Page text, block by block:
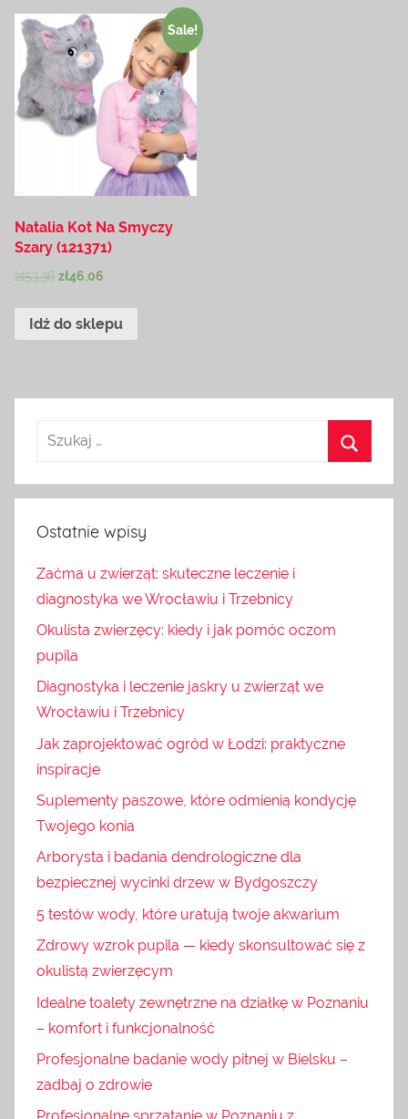
Sale!
Natalia Kot Na Smyczy
Szary (121371)
zł53.36 zł46.06
Idź do sklepu
Ostatnie wpisy
Zaćma u zwierząt: skuteczne leczenie i
diagnostyka we Wrocławiu i Trzebnicy
Okulista zwierzęcy: kiedy i jak pomóc oczom
pupila
Diagnostyka i leczenie jaskry u zwierząt we
Wrocławiu i Trzebnicy
Jak zaprojektować ogród w Łodzi: praktyczne
inspiracje
Suplementy paszowe, które odmienią kondycję
Twojego konia
Arborysta i badania dendrologiczne dla
bezpiecznej wycinki drzew w Bydgoszczy
5 testów wody, które uratują twoje akwarium
Zdrowy wzrok pupila — kiedy skonsultować się z
okulistą zwierzęcym
Idealne toalety zewnętrzne na działkę w Poznaniu
– komfort i funkcjonalność
Profesjonalne badanie wody pitnej w Bielsku –
zadbaj o zdrowie